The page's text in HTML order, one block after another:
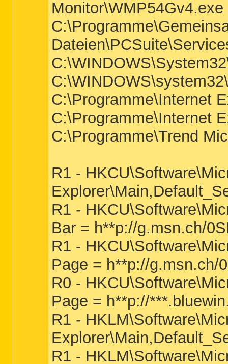
Monitor\WMP54Gv4.exe
C:\Programme\Internet
C:\Programme\Internet
C:\Programme\Trend
R1 -
R1 -
Bar = h**p://g.msn.ch/
R1 -
Page = h**p://g.msn.ch/
R0 -
Page = h**p://
R1 -
R1 -